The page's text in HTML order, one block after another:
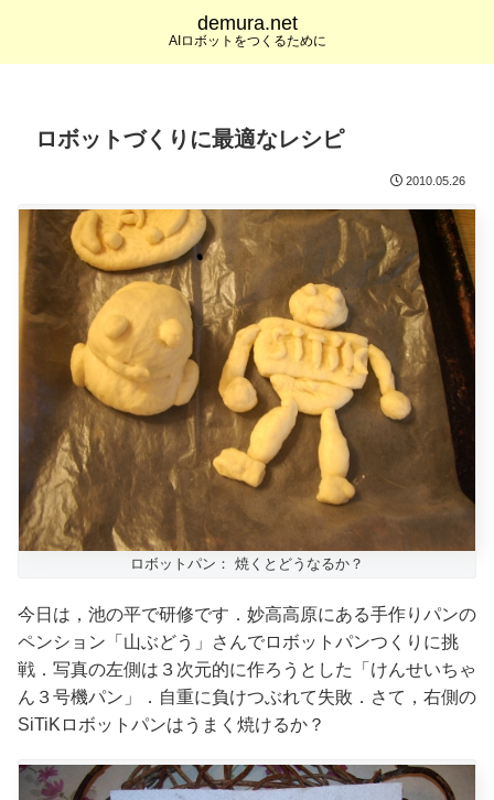
demura.net
AIロボットをつくるために
ロボットづくりに最適なレシピ
2010.05.26
ロボットパン： 焼くとどうなるか？
今日は，池の平で研修です．妙高高原にある手作りパンの
ペンション「山ぶどう」さんでロボットパンつくりに挑
戦．写真の左側は３次元的に作ろうとした「けんせいちゃ
ん３号機パン」．自重に負けつぶれて失敗．さて，右側の
SiTiKロボットパンはうまく焼けるか？